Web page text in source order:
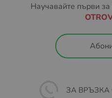
Научавайте първи
ЗА ВРЪЗКА